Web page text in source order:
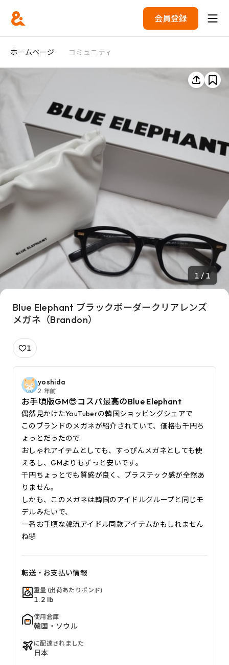
会員登録
ホームページ コミュニティ
1 / 1
Blue Elephant ブラックボーダークリアレンズ
メガネ（Brandon）
1
yoshida
2 年前
お手頃版GM😎コスパ最高のBlue Elephant
偶然見かけたYouTuberの韓国ショッピングシェアで
このブランドのメガネが紹介されていて、価格も千円ち
ょっとだったので
おしゃれアイテムとしても、すっぴんメガネとしても使
えるし、GMよりもずっと安いです。
千円ちょっとでも質感が良く、プラスチック感が全然あ
りません。
しかも、このメガネは韓国のアイドルグループと同じモ
デルみたいで、
一番お手頃な韓流アイドル同款アイテムかもしれません
ね🤣
転送・お支払い情報
重量 (出荷あたりポンド)
1.2 lb
使用倉庫
韓国・ソウル
に配達されました
日本